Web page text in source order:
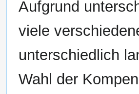
Aufgrund
viele
unterschiedlich
Wahl der